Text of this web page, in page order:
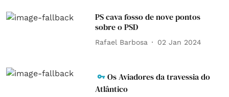
PS cava fosso de nove pontos
sobre o PSD
Rafael Barbosa 02 Jan 2024
Os Aviadores da travessia do
Atlântico